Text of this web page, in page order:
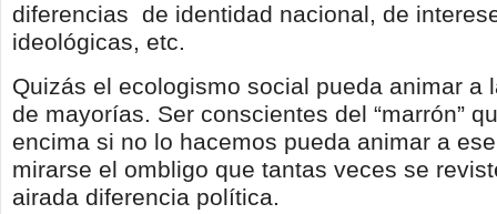
diferencias de identidad nacional, de
ideológicas, etc.
Quizás el ecologismo social pueda animar a
de mayorías. Ser conscientes del “marrón”
encima si no lo hacemos pueda animar a
mirarse el ombligo que tantas veces se
airada diferencia política.